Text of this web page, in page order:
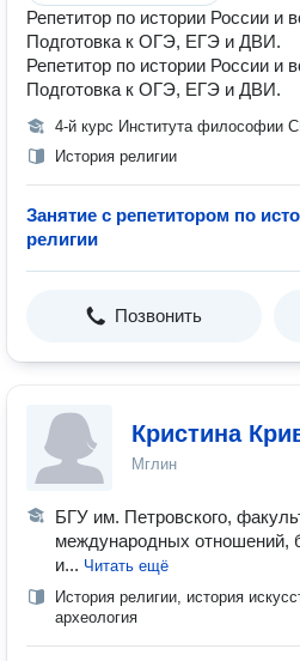
Репетитор по истории России и
Подготовка к ОГЭ, ЕГЭ и ДВИ.
Репетитор по истории России и
Подготовка к ОГЭ, ЕГЭ и ДВИ.
4-й курс Института философии
История религии
Занятие с репетитором по
религии
Позвонить
Кристина
Мглин
БГУ им. Петровского,
международных отношений,
и... Читать ещё
История религии, история
археология